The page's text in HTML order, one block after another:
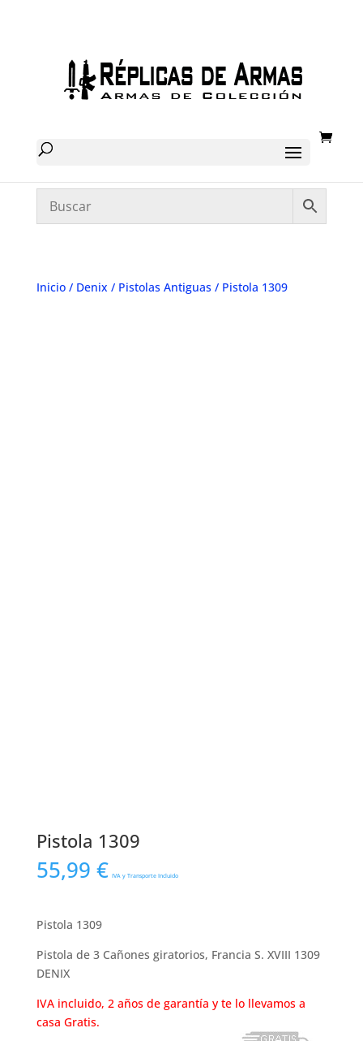
Inicio/ Denix / Pistolas Antiguas/ Pistola 1309
Pistola 1309
55,99 € IVA y Transporte Incluido
Pistola 1309
Pistola de 3 Cañones giratorios, Francia S. XVIII 1309
DENIX
IVA incluido, 2 años de garantía y te lo llevamos a
casa Gratis.